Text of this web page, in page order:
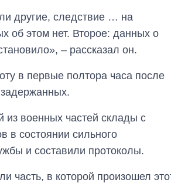
другие, следствие … на
об этом нет. Второе: данных о
– рассказал он.
в первые полтора часа после
из военных частей склады с
в состоянии сильного
и составили протоколы.
часть, в которой произошел
Как
вторжения